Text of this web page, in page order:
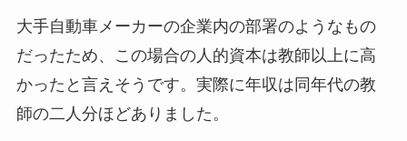
大手自動車メーカーの企業内の部署のようなもの
だったため、この場合の人的資本は教師以上に高
かったと言えそうです。実際に年収は同年代の教
師の二人分ほどありました。